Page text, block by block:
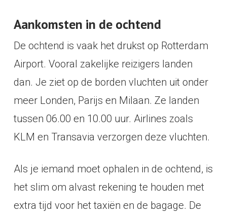
Aankomsten in de ochtend
De ochtend is vaak het drukst op Rotterdam
Airport. Vooral zakelijke reizigers landen
dan. Je ziet op de borden vluchten uit onder
meer Londen, Parijs en Milaan. Ze landen
tussen 06.00 en 10.00 uur. Airlines zoals
KLM en Transavia verzorgen deze vluchten.
Als je iemand moet ophalen in de ochtend, is
het slim om alvast rekening te houden met
extra tijd voor het taxiën en de bagage. De